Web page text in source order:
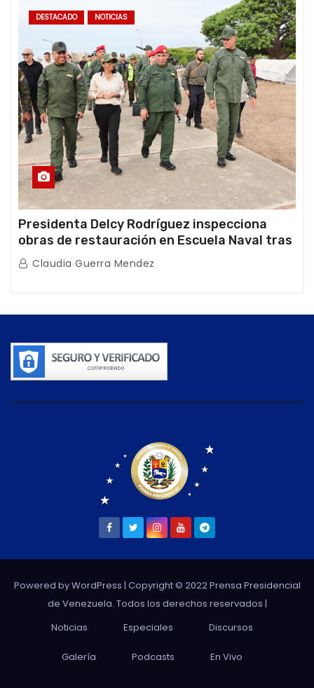
DESTACADO NOTICIAS
Presidenta Delcy Rodríguez inspecciona
obras de restauración en Escuela Naval tras
afectaciones sísmicas en La Guaira
Claudia Guerra Mendez
Powered by WordPress | Copyright © 2022 Prensa Presidencial
de Venezuela. Todos los derechos reservados |
Noticias
Especiales Discursos
Galería Podcasts En Vivo